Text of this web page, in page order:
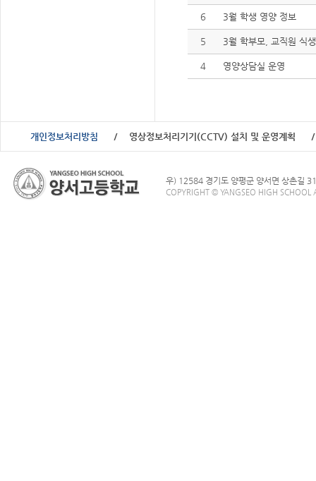
6 3월 학생 영양 정보
5 3월 학부모, 교직원 식
4 영양상담실 운영
개인정보처리방침 영상정보처리기기(CCTV) 설치 및 운영계획
우) 12584 경기도 양평군 양서면 상촌길
COPYRIGHT © YANGSEO HIGH SCHOOL